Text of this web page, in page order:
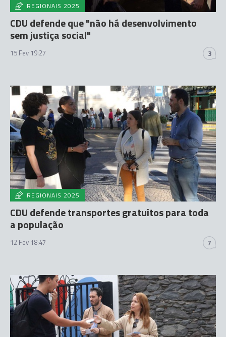
REGIONAIS 2025
CDU defende que "não há desenvolvimento
sem justiça social"
15 Fev 19:27 3
REGIONAIS 2025
CDU defende transportes gratuitos para toda
a população
12 Fev 18:47 7